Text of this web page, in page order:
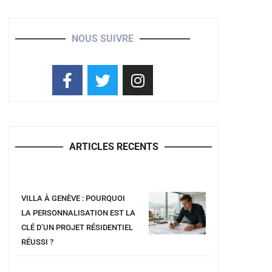
NOUS SUIVRE
ARTICLES RECENTS
VILLA À GENÈVE : POURQUOI
LA PERSONNALISATION EST LA
CLÉ D’UN PROJET RÉSIDENTIEL
RÉUSSI ?